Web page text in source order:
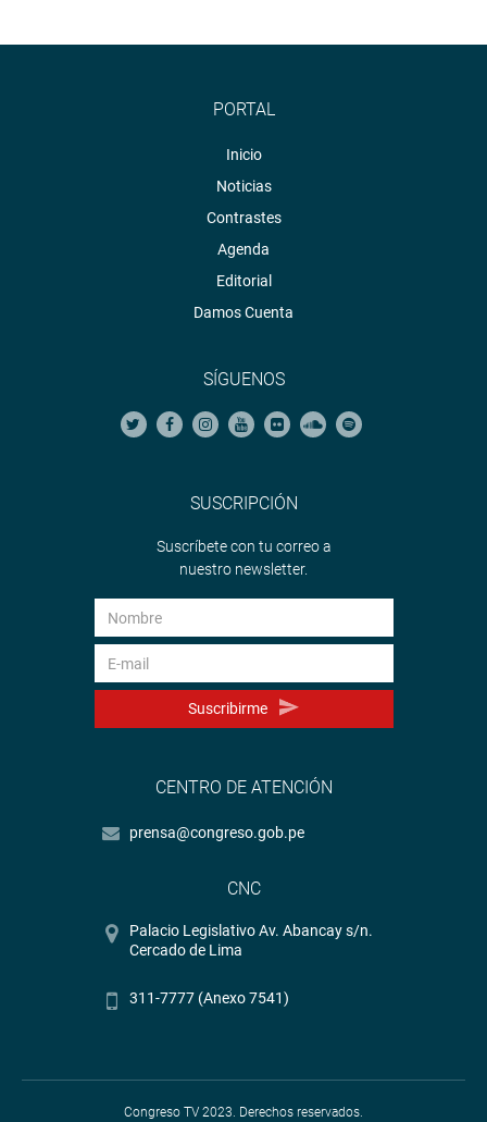
PORTAL
Inicio
Noticias
Contrastes
Agenda
Editorial
Damos Cuenta
SÍGUENOS
SUSCRIPCIÓN
Suscríbete con tu correo a
nuestro newsletter.
Suscribirme
CENTRO DE ATENCIÓN
prensa@congreso.gob.pe
CNC
Palacio Legislativo Av. Abancay s/n.
Cercado de Lima
311-7777 (Anexo 7541)
Congreso TV 2023. Derechos reservados.